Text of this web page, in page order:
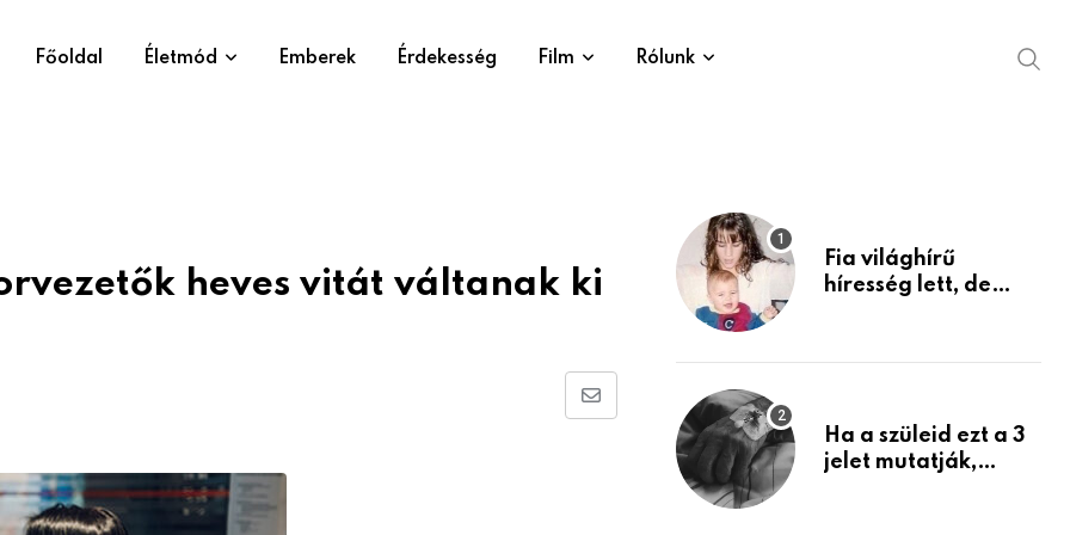
Főoldal Életmód Emberek Érdekesség Film Rólunk
heves vitát váltanak ki
Share
Fia világhírű
híresség lett, de
mint azt el tudnád
Ha a szüleid ezt a 3
jelet mutatják,